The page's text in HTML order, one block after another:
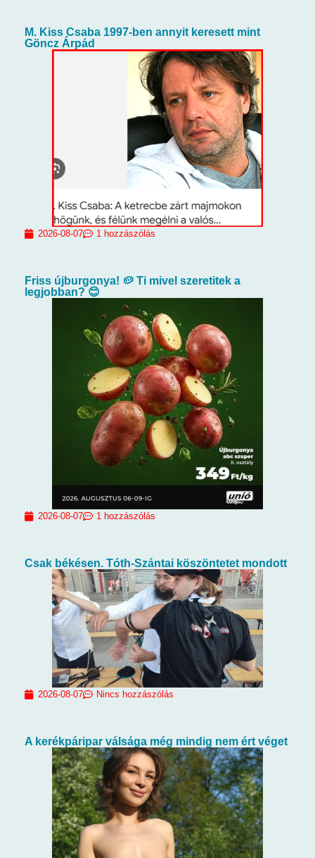
M. Kiss Csaba 1997-ben annyit keresett mint
Göncz Árpád
2026-08-07 1 hozzászólás
Friss újburgonya! 🥔 Ti mivel szeretitek a
legjobban? 😊
2026-08-07 1 hozzászólás
Csak békésen. Tóth-Szántai köszöntetet mondott
2026-08-07 Nincs hozzászólás
A kerékpáripar válsága még mindig nem ért véget